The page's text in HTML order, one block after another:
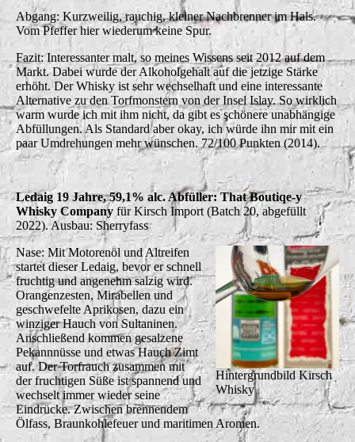
Abgang: Kurzweilig, rauchig, kleiner Nachbrenner im Hals.
Vom Pfeffer hier wiederum keine Spur.
Fazit: Interessanter malt, so meines Wissens seit 2012 auf dem
Markt. Dabei wurde der Alkoholgehalt auf die jetzige Stärke
erhöht. Der Whisky ist sehr wechselhaft und eine interessante
Alternative zu den Torfmonstern von der Insel Islay. So wirklich
warm wurde ich mit ihm nicht, da gibt es schönere unabhängige
Abfüllungen. Als Standard aber okay, ich würde ihn mir mit ein
paar Umdrehungen mehr wünschen. 72/100 Punkten (2014).
Ledaig 19 Jahre, 59,1% alc. Abfüller: That Boutiqe-y
Whisky Company für Kirsch Import (Batch 20, abgefüllt
2022). Ausbau: Sherryfass
Hintergrundbild Kirsch
Whisky
Nase: Mit Motorenöl und Altreifen
startet dieser Ledaig, bevor er schnell
fruchtig und angenehm salzig wird.
Orangenzesten, Mirabellen und
geschwefelte Aprikosen, dazu ein
winziger Hauch von Sultaninen.
Anschließend kommen gesalzene
Pekannnüsse und etwas Hauch Zimt
auf. Der Torfrauch zusammen mit
der fruchtigen Süße ist spannend und
wechselt immer wieder seine
Eindrücke. Zwischen brennendem
Ölfass, Braunkohlefeuer und maritimen Aromen.